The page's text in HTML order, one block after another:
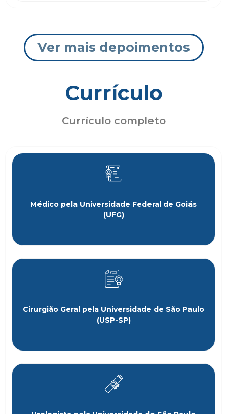
Ver mais depoimentos
Currículo
Currículo completo
Médico pela Universidade Federal de Goiás
(UFG)
Cirurgião Geral pela Universidade de São Paulo
(USP-SP)